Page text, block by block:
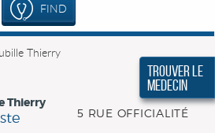
FIND
Thierry
Thierry
5 RUE OFFICIALITÉ
Trouver le
Medecin